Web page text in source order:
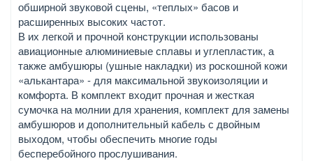
обширной звуковой сцены, «теплых» басов и
расширенных высоких частот.
В их легкой и прочной конструкции использованы
авиационные алюминиевые сплавы и углепластик, а
также амбушюры (ушные накладки) из роскошной кожи
«алькантара» - для максимальной звукоизоляции и
комфорта. В комплект входит прочная и жесткая
сумочка на молнии для хранения, комплект для замены
амбушюров и дополнительный кабель с двойным
выходом, чтобы обеспечить многие годы
бесперебойного прослушивания.